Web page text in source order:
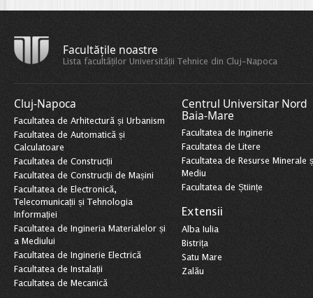
Facultățile noastre
Lista facultăților Universității Tehnice din Cluj-Napoca
Cluj-Napoca
Facultatea de Arhitectură și Urbanism
Facultatea de Automatică și
Calculatoare
Facultatea de Construcții
Facultatea de Construcții de Mașini
Facultatea de Electronică,
Telecomunicații și Tehnologia
Informației
Facultatea de Ingineria Materialelor și
a Mediului
Facultatea de Inginerie Electrică
Facultatea de Instalații
Facultatea de Mecanică
Centrul Universitar Nord
Baia-Mare
Facultatea de Inginerie
Facultatea de Litere
Facultatea de Resurse Minerale
Mediu
Facultatea de Științe
Extensii
Alba Iulia
Bistrița
Satu Mare
Zalău